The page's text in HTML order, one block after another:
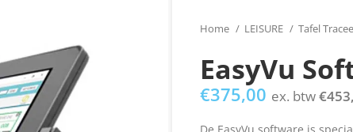
Home LEISURE Tafel
EasyVu
€375,00 ex. btw€